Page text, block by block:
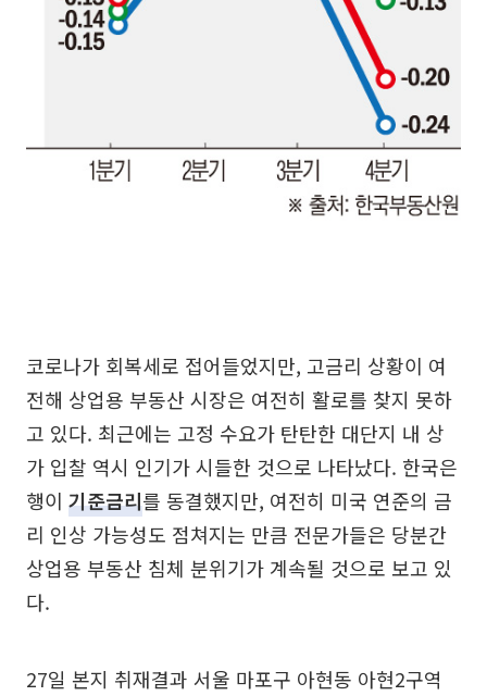
코로나가 회복세로 접어들었지만, 고금리 상황이 여
전해 상업용 부동산 시장은 여전히 활로를 찾지 못하
고 있다. 최근에는 고정 수요가 탄탄한 대단지 내 상
가 입찰 역시 인기가 시들한 것으로 나타났다. 한국은
행이 기준금리를 동결했지만, 여전히 미국 연준의 금
리 인상 가능성도 점쳐지는 만큼 전문가들은 당분간
상업용 부동산 침체 분위기가 계속될 것으로 보고 있
다.
27일 본지 취재결과 서울 마포구 아현동 아현2구역